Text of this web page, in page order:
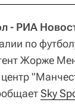
- РИА
по
Жорже
Sky